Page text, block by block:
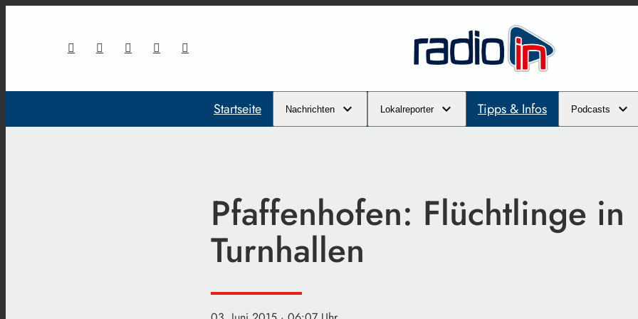
Startseite Nachrichten Lokalreporter Tipps & Infos Podcasts
Pfaffenhofen: Flüchtlinge in
Turnhallen